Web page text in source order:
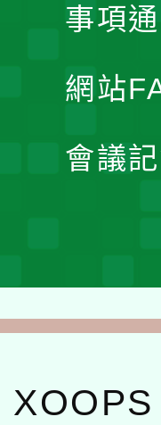
事項
網站
會議
XOOPS